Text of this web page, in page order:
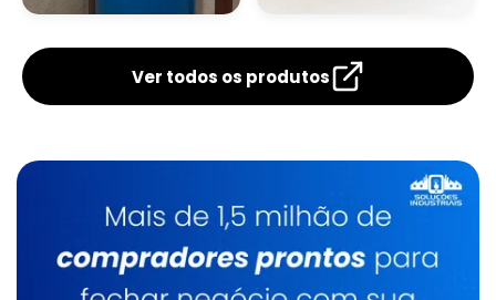
De Ferro Na Água
Neutralizador De
Ferrugem
Ver todos os produtos